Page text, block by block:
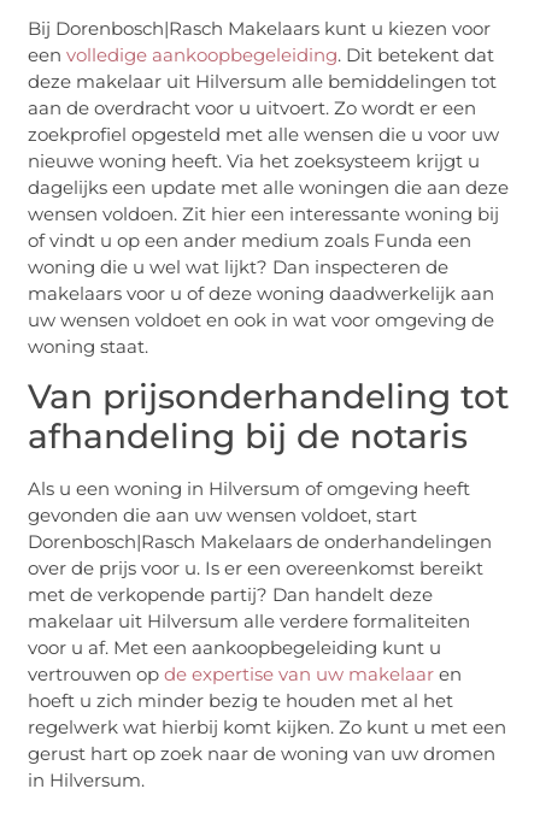
Bij Dorenbosch|Rasch Makelaars kunt u kiezen voor
eenvolledige aankoopbegeleiding. Dit betekent dat
deze makelaar uit Hilversum alle bemiddelingen tot
aan de overdracht voor u uitvoert. Zo wordt er een
zoekprofiel opgesteld met alle wensen die u voor uw
nieuwe woning heeft. Via het zoeksysteem krijgt u
dagelijks een update met alle woningen die aan deze
wensen voldoen. Zit hier een interessante woning bij
of vindt u op een ander medium zoals Funda een
woning die u wel wat lijkt? Dan inspecteren de
makelaars voor u of deze woning daadwerkelijk aan
uw wensen voldoet en ook in wat voor omgeving de
woning staat.
Van prijsonderhandeling tot
afhandeling bij de notaris
Als u een woning in Hilversum of omgeving heeft
gevonden die aan uw wensen voldoet, start
Dorenbosch|Rasch Makelaars de onderhandelingen
over de prijs voor u. Is er een overeenkomst bereikt
met de verkopende partij? Dan handelt deze
makelaar uit Hilversum alle verdere formaliteiten
voor u af. Met een aankoopbegeleiding kunt u
vertrouwen opde expertise van uw makelaar en
hoeft u zich minder bezig te houden met al het
regelwerk wat hierbij komt kijken. Zo kunt u met een
gerust hart op zoek naar de woning van uw dromen
in Hilversum.